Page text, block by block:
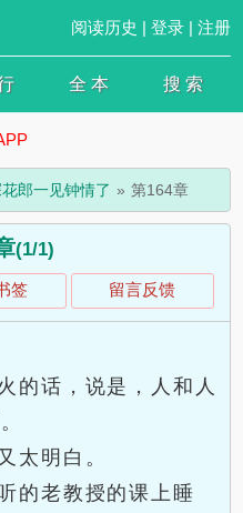
阅读历史 | 登录| 注册
全 本 搜 索
郎一见钟情了 第164章
(1/1)
签 留言反馈
的话，说是，人和人
太明白。
的老教授的课上睡